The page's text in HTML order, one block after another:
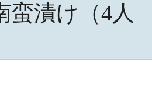
蛮漬け（4人